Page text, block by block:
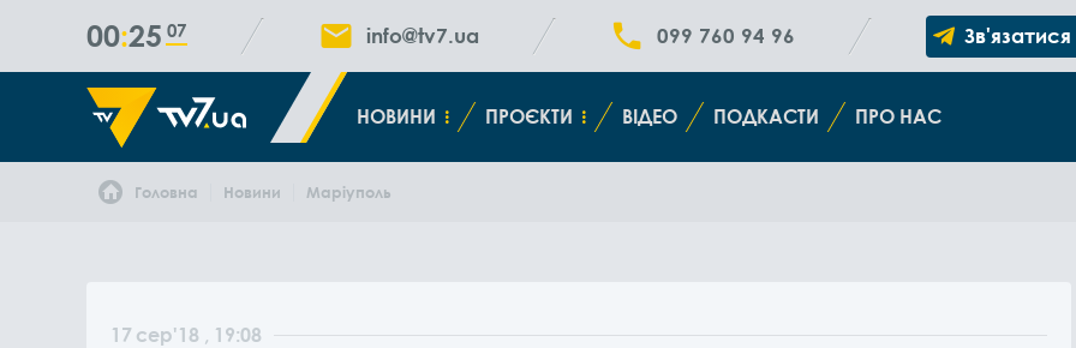
00 25 08 info@tv7.ua 099 760 94 96
НОВИНИ ПРОЄКТИ ВІДЕО ПОДКАСТИ ПРО НАС
Головна Новини Маріуполь
17 сер'18 , 19:08